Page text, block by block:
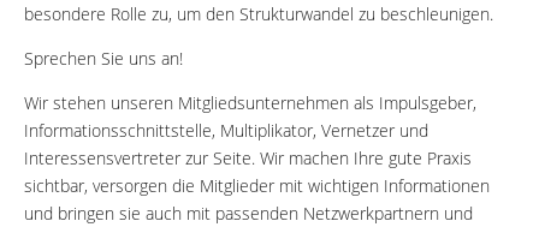
besondere Rolle zu, um den Strukturwandel zu beschleunigen.
Sprechen Sie uns an!
Wir stehen unseren Mitgliedsunternehmen als Impulsgeber,
Informationsschnittstelle, Multiplikator, Vernetzer und
Interessensvertreter zur Seite. Wir machen Ihre gute Praxis
sichtbar, versorgen die Mitglieder mit wichtigen Informationen
und bringen sie auch mit passenden Netzwerkpartnern und